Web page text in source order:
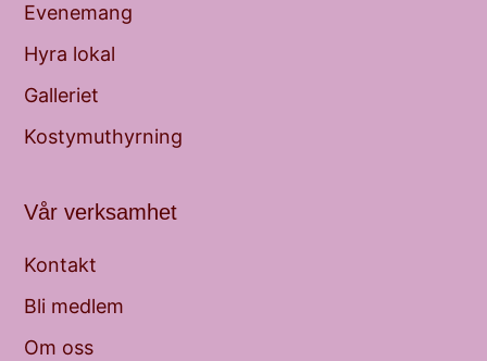
Evenemang
Hyra lokal
Galleriet
Kostymuthyrning
Vår verksamhet
Kontakt
Bli medlem
Om oss